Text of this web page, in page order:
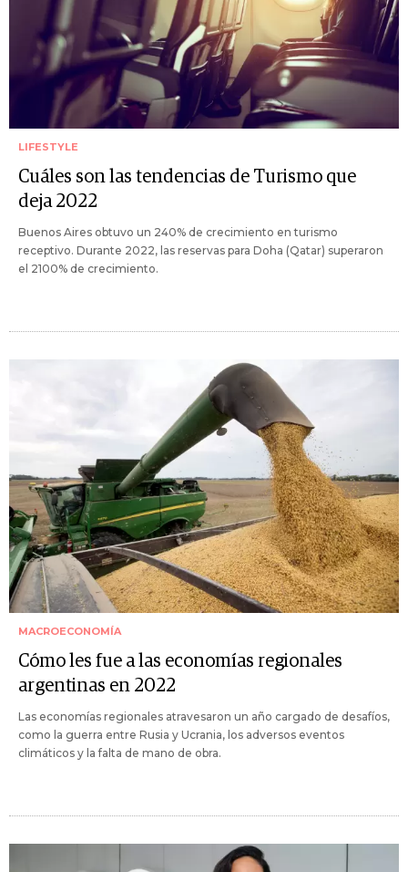
LIFESTYLE
Cuáles son las tendencias de Turismo que
deja 2022
Buenos Aires obtuvo un 240% de crecimiento en turismo
receptivo. Durante 2022, las reservas para Doha (Qatar) superaron
el 2100% de crecimiento.
MACROECONOMÍA
Cómo les fue a las economías regionales
argentinas en 2022
Las economías regionales atravesaron un año cargado de desafíos,
como la guerra entre Rusia y Ucrania, los adversos eventos
climáticos y la falta de mano de obra.